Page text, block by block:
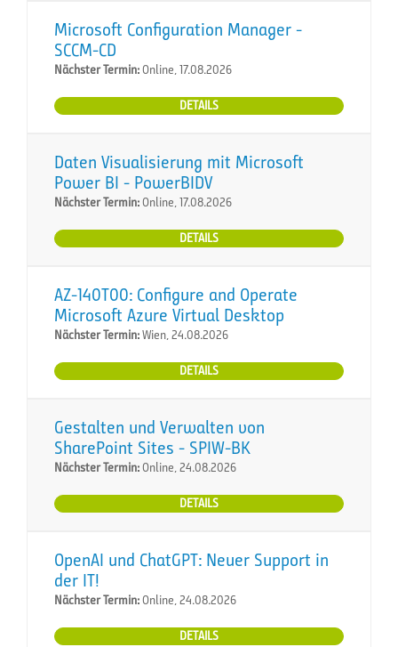
Microsoft Configuration Manager -
SCCM-CD
Nächster Termin:Online, 17.08.2026
DETAILS
Daten Visualisierung mit Microsoft
Power BI - PowerBIDV
Nächster Termin:Online, 17.08.2026
DETAILS
AZ-140T00: Configure and Operate
Microsoft Azure Virtual Desktop
Nächster Termin:Wien, 24.08.2026
DETAILS
Gestalten und Verwalten von
SharePoint Sites - SPIW-BK
Nächster Termin:Online, 24.08.2026
DETAILS
OpenAI und ChatGPT: Neuer Support in
der IT!
Nächster Termin:Online, 24.08.2026
DETAILS